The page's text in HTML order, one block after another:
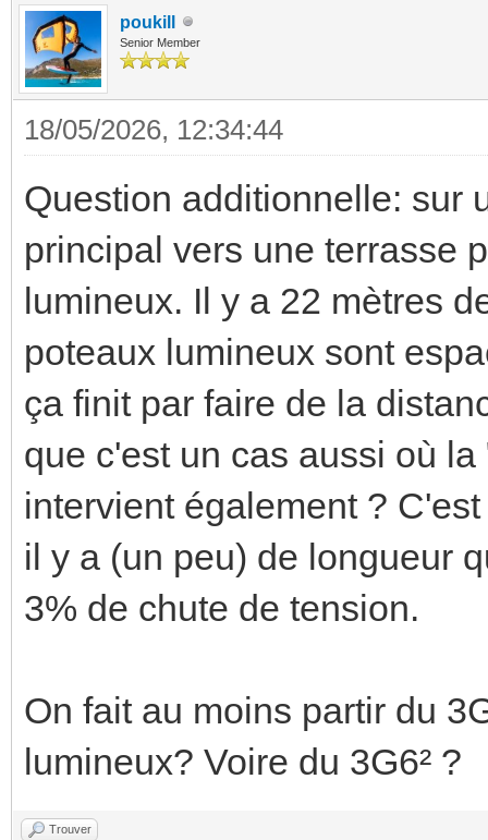
poukill
Senior Member
18/05/2026, 12:34:44
Question additionnelle: sur
principal vers une terrasse
lumineux. Il y a 22 mètres
poteaux lumineux sont
ça finit par faire de la
que c'est un cas aussi où
intervient également ?
il y a (un peu) de longueur
3% de chute de tension.
On fait au moins partir du
lumineux? Voire du 3G6² ?
Trouver